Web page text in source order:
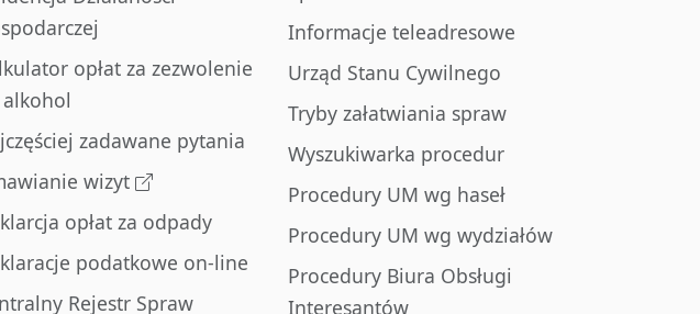
opłat za zezwolenie
zadawane pytania
wizyt
opłat za odpady
podatkowe on-line
Rejestr Spraw
Informacje teleadresowe
Urząd Stanu Cywilnego
Tryby załatwiania spraw
Wyszukiwarka procedur
Procedury UM wg haseł
Procedury UM wg wydziałów
Procedury Biura Obsługi
Interesantów